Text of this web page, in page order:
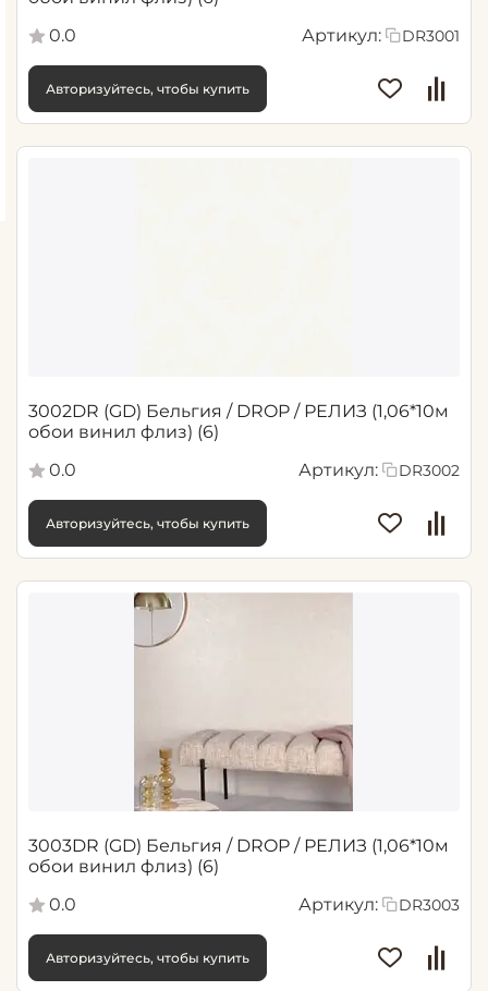
0.0
Артикул: DR3001
Авторизуйтесь, чтобы купить
3002DR (GD) Бельгия / DROP / РЕЛИЗ (1,06*10м
обои винил флиз) (6)
0.0
Артикул: DR3002
Авторизуйтесь, чтобы купить
3003DR (GD) Бельгия / DROP / РЕЛИЗ (1,06*10м
обои винил флиз) (6)
0.0
Артикул: DR3003
Авторизуйтесь, чтобы купить